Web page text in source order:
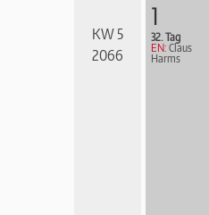
KW 5
2066
1
32. Tag
EN: Claus
Harms